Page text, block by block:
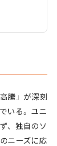
騰」が深刻
いる。ユニ
、独自のソ
ニーズに応